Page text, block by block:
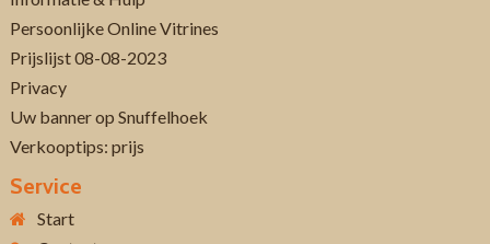
Persoonlijke Online Vitrines
Prijslijst 08-08-2023
Privacy
Uw banner op Snuffelhoek
Verkooptips: prijs
Service
Start